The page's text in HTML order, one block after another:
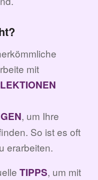
mit
, um Ihre
So ist es oft
erarbeiten.
TIPPS, um mit